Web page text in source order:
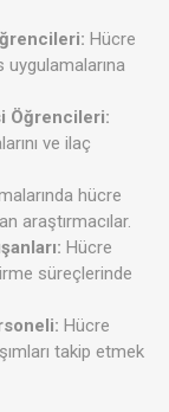
Hücre
Öğrencileri:
ve ilaç
hücre
araştırmacılar.
Hücre
süreçlerinde
Hücre
takip etmek